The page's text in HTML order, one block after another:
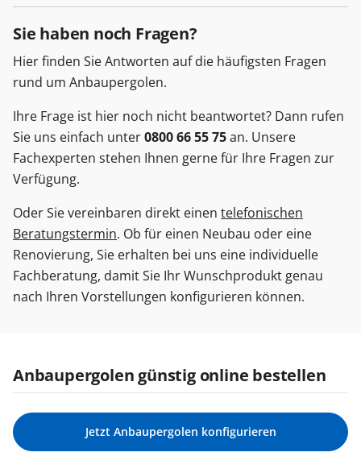
Sie haben noch Fragen?
Hier finden Sie Antworten auf die häufigsten Fragen
rund um Anbaupergolen.
Ihre Frage ist hier noch nicht beantwortet? Dann rufen
Sie uns einfach unter0800 66 55 75an. Unsere
Fachexperten stehen Ihnen gerne für Ihre Fragen zur
Verfügung.
Oder Sie vereinbaren direkt einen telefonischen
Beratungstermin. Ob für einen Neubau oder eine
Renovierung, Sie erhalten bei uns eine individuelle
Fachberatung, damit Sie Ihr Wunschprodukt genau
nach Ihren Vorstellungen konfigurieren können.
Anbaupergolen günstig online bestellen
Jetzt Anbaupergolen konfigurieren